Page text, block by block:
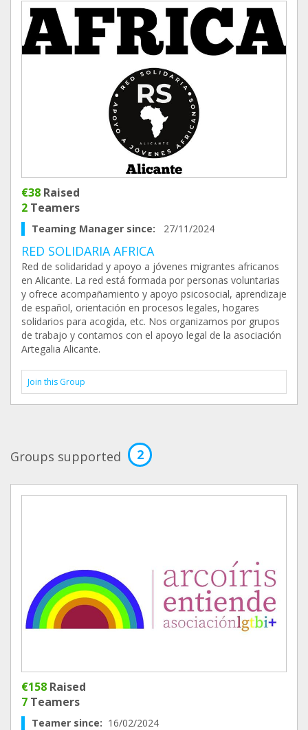
€38 Raised
2 Teamers
Teaming Manager since: 27/11/2024
RED SOLIDARIA AFRICA
Red de solidaridad y apoyo a jóvenes migrantes africanos
en Alicante. La red está formada por personas voluntarias
y ofrece acompañamiento y apoyo psicosocial, aprendizaje
de español, orientación en procesos legales, hogares
solidarios para acogida, etc. Nos organizamos por grupos
de trabajo y contamos con el apoyo legal de la asociación
Artegalia Alicante.
Join this Group
Groups supported 2
€158 Raised
7 Teamers
Teamer since: 16/02/2024